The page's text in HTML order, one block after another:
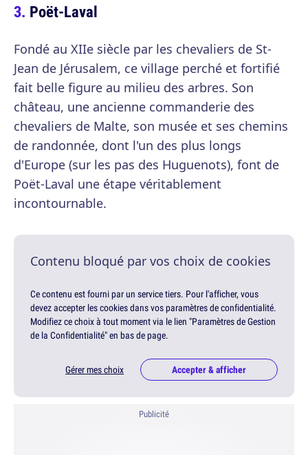
Poët-Laval
Fondé au XIIe siècle par les chevaliers de St-
Jean de Jérusalem, ce village perché et fortifié
fait belle figure au milieu des arbres. Son
château, une ancienne commanderie des
chevaliers de Malte, son musée et ses chemins
de randonnée, dont l'un des plus longs
d'Europe (sur les pas des Huguenots), font de
Poët-Laval une étape véritablement
incontournable.
Contenu bloqué par vos choix de cookies
Ce contenu est fourni par un service tiers. Pour l'afficher, vous
devez accepter les cookies dans vos paramètres de confidentialité.
Modifiez ce choix à tout moment via le lien "Paramètres de Gestion
de la Confidentialité" en bas de page.
Gérer mes choix Accepter & afficher
Publicité